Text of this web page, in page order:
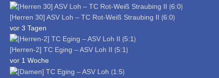
[Herren 30] ASV Loh – TC Rot-Weiß Straubing II ⟮6:0⟯
vor 3 Tagen
[Herren-2] TC Eging – ASV Loh II ⟮5:1⟯
vor 1 Woche